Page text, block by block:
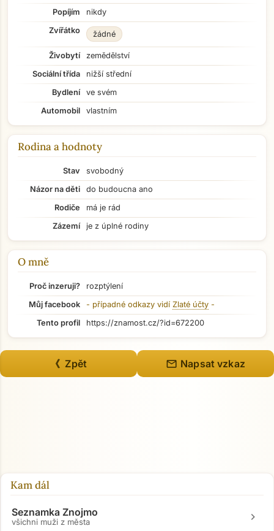
Přejít na hlavní obsah
Popíjím
nikdy
Zvířátko
žádné
Živobytí
zemědělství
Sociální třída
nižší střední
Bydlení
ve svém
Automobil
vlastním
Rodina a hodnoty
Stav
svobodný
Názor na děti
do budoucna ano
Rodiče
má je rád
Zázemí
je z úplné rodiny
O mně
Proč inzeruji?
rozptýlení
Můj facebook
- případné odkazy vidí Zlaté účty -
Tento profil
https://znamost.cz/?id=672200
《 Zpět mail Napsat vzkaz
Kam dál
Seznamka Znojmo
všichni muži z města chevron_right